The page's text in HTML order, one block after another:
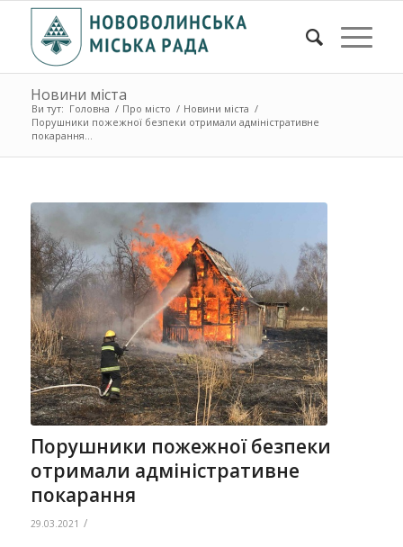
Новини міста
Ви тут: Головна / Про місто / Новини міста /
Порушники пожежної безпеки отримали адміністративне
покарання...
Порушники пожежної безпеки
отримали адміністративне
покарання
29.03.2021 /